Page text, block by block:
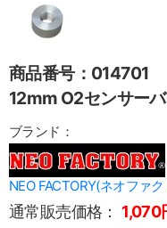
商品番号：014701
12mm O2センサー
ブランド：
NEO FACTORY(ネオファ
通常販売価格： 1,070